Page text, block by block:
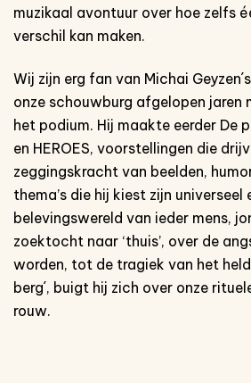
muzikaal avontuur over hoe zelfs
verschil kan maken.
Wij zijn erg fan van Michai
onze schouwburg afgelopen jaren
het podium. Hij maakte eerder De
en HEROES, voorstellingen die
zeggingskracht van beelden,
thema’s die hij kiest zijn universeel
belevingswereld van ieder mens,
zoektocht naar ‘thuis’, over de
worden, tot de tragiek van het
berg´, buigt hij zich over onze
rouw.